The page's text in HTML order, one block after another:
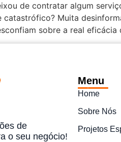
de contratar algum
catastrófico? Muita
sobre a real
de
o seu negócio!
Menu
Home
Sobre Nós
Projetos